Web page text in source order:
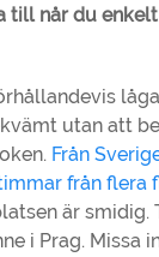
till når du
utan att
Från
från flera
är smidig.
i Prag. Missa